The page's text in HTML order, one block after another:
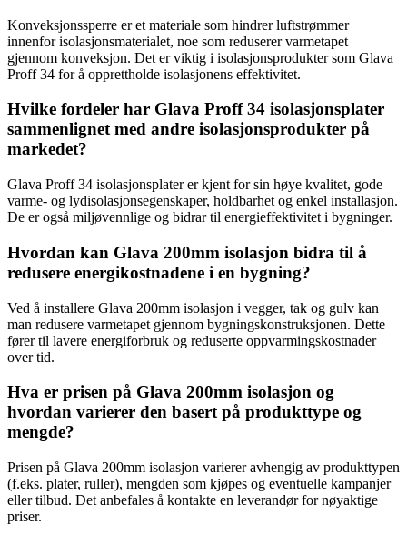
Konveksjonssperre er et materiale som hindrer luftstrømmer
innenfor isolasjonsmaterialet, noe som reduserer varmetapet
gjennom konveksjon. Det er viktig i isolasjonsprodukter som Glava
Proff 34 for å opprettholde isolasjonens effektivitet.
Hvilke fordeler har Glava Proff 34 isolasjonsplater
sammenlignet med andre isolasjonsprodukter på
markedet?
Glava Proff 34 isolasjonsplater er kjent for sin høye kvalitet, gode
varme- og lydisolasjonsegenskaper, holdbarhet og enkel installasjon.
De er også miljøvennlige og bidrar til energieffektivitet i bygninger.
Hvordan kan Glava 200mm isolasjon bidra til å
redusere energikostnadene i en bygning?
Ved å installere Glava 200mm isolasjon i vegger, tak og gulv kan
man redusere varmetapet gjennom bygningskonstruksjonen. Dette
fører til lavere energiforbruk og reduserte oppvarmingskostnader
over tid.
Hva er prisen på Glava 200mm isolasjon og
hvordan varierer den basert på produkttype og
mengde?
Prisen på Glava 200mm isolasjon varierer avhengig av produkttypen
(f.eks. plater, ruller), mengden som kjøpes og eventuelle kampanjer
eller tilbud. Det anbefales å kontakte en leverandør for nøyaktige
priser.